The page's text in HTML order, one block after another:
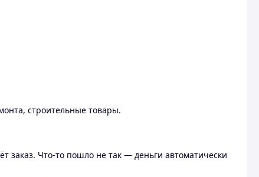
строительные товары.
заказ. Что-то пошло не так — деньги автоматически